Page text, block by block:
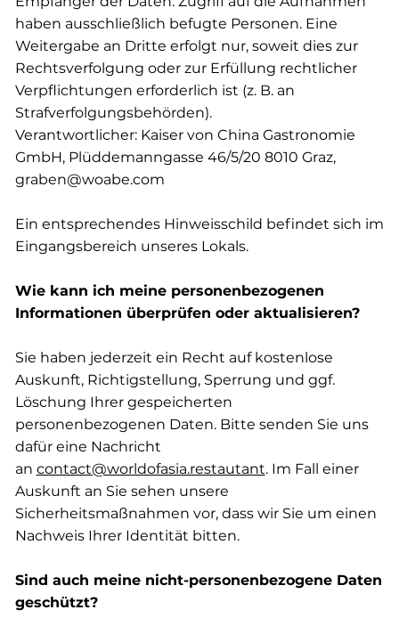
haben ausschließlich befugte Personen. Eine
Weitergabe an Dritte erfolgt nur, soweit dies zur
Rechtsverfolgung oder zur Erfüllung rechtlicher
Verpflichtungen erforderlich ist (z. B. an
Strafverfolgungsbehörden).
Verantwortlicher: Kaiser von China Gastronomie
GmbH, Plüddemanngasse 46/5/20 8010 Graz,
graben@woabe.com
Ein entsprechendes Hinweisschild befindet sich im
Eingangsbereich unseres Lokals.
Wie kann ich meine personenbezogenen
Informationen überprüfen oder aktualisieren?
Sie haben jederzeit ein Recht auf kostenlose
Auskunft, Richtigstellung, Sperrung und ggf.
Löschung Ihrer gespeicherten
personenbezogenen Daten. Bitte senden Sie uns
dafür eine Nachricht
an contact@worldofasia.restautant. Im Fall einer
Auskunft an Sie sehen unsere
Sicherheitsmaßnahmen vor, dass wir Sie um einen
Nachweis Ihrer Identität bitten.
Sind auch meine nicht-personenbezogene Daten
geschützt?